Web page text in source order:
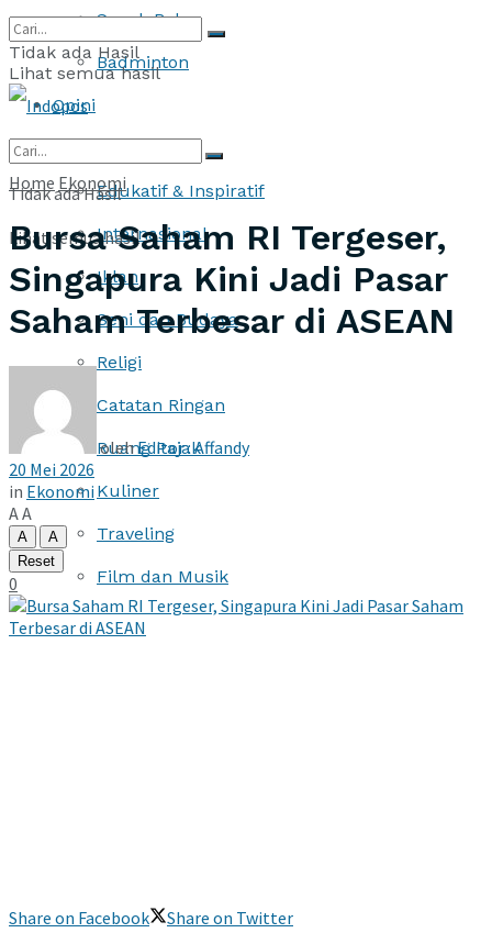
Sepak Bola
Badminton
Opini
Edukatif & Inspiratif
Internasional
Iklan
Seni dan Budaya
Religi
Catatan Ringan
Ruang Pajak
Kuliner
Traveling
Film dan Musik
Tidak ada Hasil
Lihat semua hasil
Tidak ada Hasil
Lihat semua hasil
Home Ekonomi
Bursa Saham RI Tergeser,
Singapura Kini Jadi Pasar
Saham Terbesar di ASEAN
olehEditor : Affandy
20 Mei 2026
in Ekonomi
AA
A
A
Reset
0
Share on Facebook
Share on Twitter